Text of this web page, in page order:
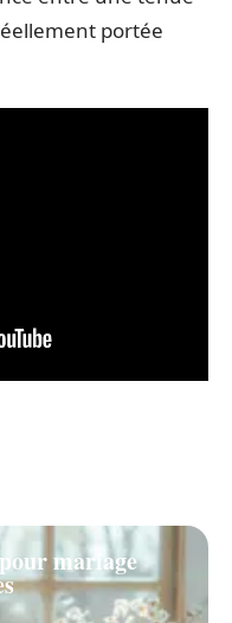
portée
mariage